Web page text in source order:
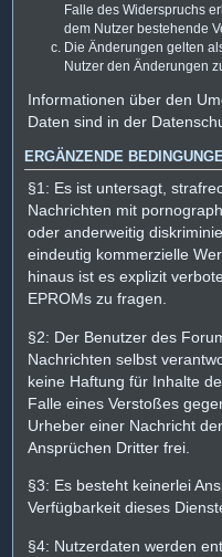
Falle des Widerspruchs
dem Nutzer bestehende
Die Änderungen gelten
Nutzer den Änderungen
Informationen über den
Daten sind in der
ERGÄNZENDE
§1: Es ist untersagt,
Nachrichten mit
oder anderweitig
eindeutig kommerzielle
hinaus ist es explizit
EPROMs zu fragen.
§2: Der Benutzer des
Nachrichten selbst
keine Haftung für Inhalte
Falle eines Verstoßes
Urheber einer Nachricht
Ansprüchen Dritter frei.
§3: Es besteht keinerlei
Verfügbarkeit dieses
§4: Nutzerdaten werden